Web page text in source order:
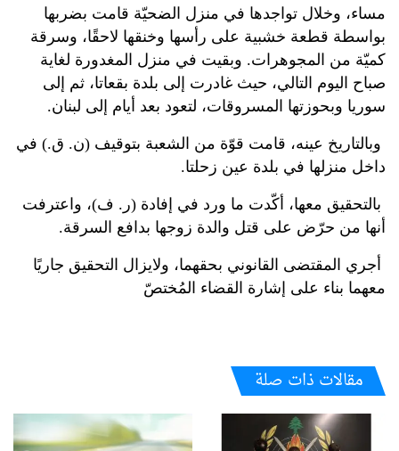
مساء، وخلال تواجدها في منزل الضحيّة قامت بضربها
بواسطة قطعة خشبية على رأسها وخنقها لاحقًا، وسرقة
كميّة من المجوهرات. وبقيت في منزل المغدورة لغاية
صباح اليوم التالي، حيث غادرت إلى بلدة بقعاتا، ثم إلى
سوريا وبحوزتها المسروقات، لتعود بعد أيام إلى لبنان.
وبالتاريخ عينه، قامت قوّة من الشعبة بتوقيف (ن. ق.) في
داخل منزلها في بلدة عين زحلتا.
بالتحقيق معها، أكّدت ما ورد في إفادة (ر. ف)، واعترفت
أنها من حرّض على قتل والدة زوجها بدافع السرقة.
أجري المقتضى القانوني بحقهما، ولايزال التحقيق جاريًا
معهما بناء على إشارة القضاء المُختصّ
مقالات ذات صلة